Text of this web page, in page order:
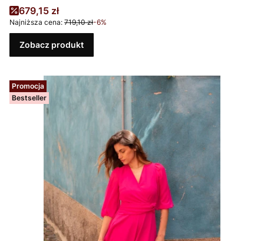
Cena promocyjna
679,15 zł
Najniższa cena: 719,10 zł-6%
Zobacz produkt
Promocja
Bestseller